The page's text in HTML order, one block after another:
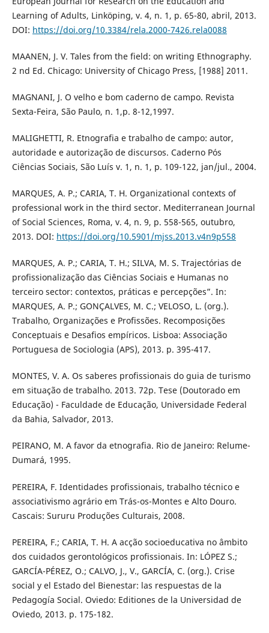
Learning of Adults, Linköping, v. 4, n. 1, p. 65-80, abril, 2013.
DOI: https://doi.org/10.3384/rela.2000-7426.rela0088
MAANEN, J. V. Tales from the field: on writing Ethnography.
2 nd Ed. Chicago: University of Chicago Press, [1988] 2011.
MAGNANI, J. O velho e bom caderno de campo. Revista
Sexta-Feira, São Paulo, n. 1,p. 8-12,1997.
MALIGHETTI, R. Etnografia e trabalho de campo: autor,
autoridade e autorização de discursos. Caderno Pós
Ciências Sociais, São Luís v. 1, n. 1, p. 109-122, jan/jul., 2004.
MARQUES, A. P.; CARIA, T. H. Organizational contexts of
professional work in the third sector. Mediterranean Journal
of Social Sciences, Roma, v. 4, n. 9, p. 558-565, outubro,
2013. DOI: https://doi.org/10.5901/mjss.2013.v4n9p558
MARQUES, A. P.; CARIA, T. H.; SILVA, M. S. Trajectórias de
profissionalização das Ciências Sociais e Humanas no
terceiro sector: contextos, práticas e percepções”. In:
MARQUES, A. P.; GONÇALVES, M. C.; VELOSO, L. (org.).
Trabalho, Organizações e Profissões. Recomposições
Conceptuais e Desafios empíricos. Lisboa: Associação
Portuguesa de Sociologia (APS), 2013. p. 395-417.
MONTES, V. A. Os saberes profissionais do guia de turismo
em situação de trabalho. 2013. 72p. Tese (Doutorado em
Educação) - Faculdade de Educação, Universidade Federal
da Bahia, Salvador, 2013.
PEIRANO, M. A favor da etnografia. Rio de Janeiro: Relume-
Dumará, 1995.
PEREIRA, F. Identidades profissionais, trabalho técnico e
associativismo agrário em Trás-os-Montes e Alto Douro.
Cascais: Sururu Produções Culturais, 2008.
PEREIRA, F.; CARIA, T. H. A acção socioeducativa no âmbito
dos cuidados gerontológicos profissionais. In: LÓPEZ S.;
GARCÍA-PÉREZ, O.; CALVO, J., V., GARCÍA, C. (org.). Crise
social y el Estado del Bienestar: las respuestas de la
Pedagogía Social. Oviedo: Editiones de la Universidad de
Oviedo, 2013. p. 175-182.